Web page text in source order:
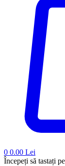
0 0.00 Lei
Începeți să tastați